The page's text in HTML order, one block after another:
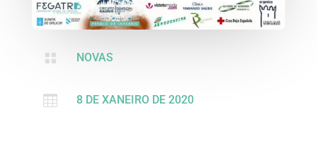
 NOVAS
 8 DE XANEIRO DE 2020